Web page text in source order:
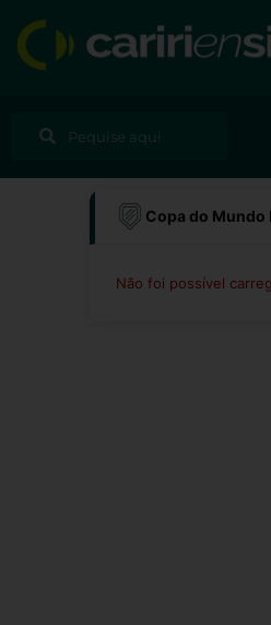
para
Pesquisar
Copa do Mundo
Não foi possível